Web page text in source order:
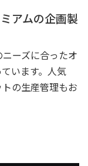
アムの企画製
ーズに合ったオ
います。人気
の生産管理もお